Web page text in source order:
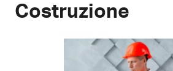
Costruzione